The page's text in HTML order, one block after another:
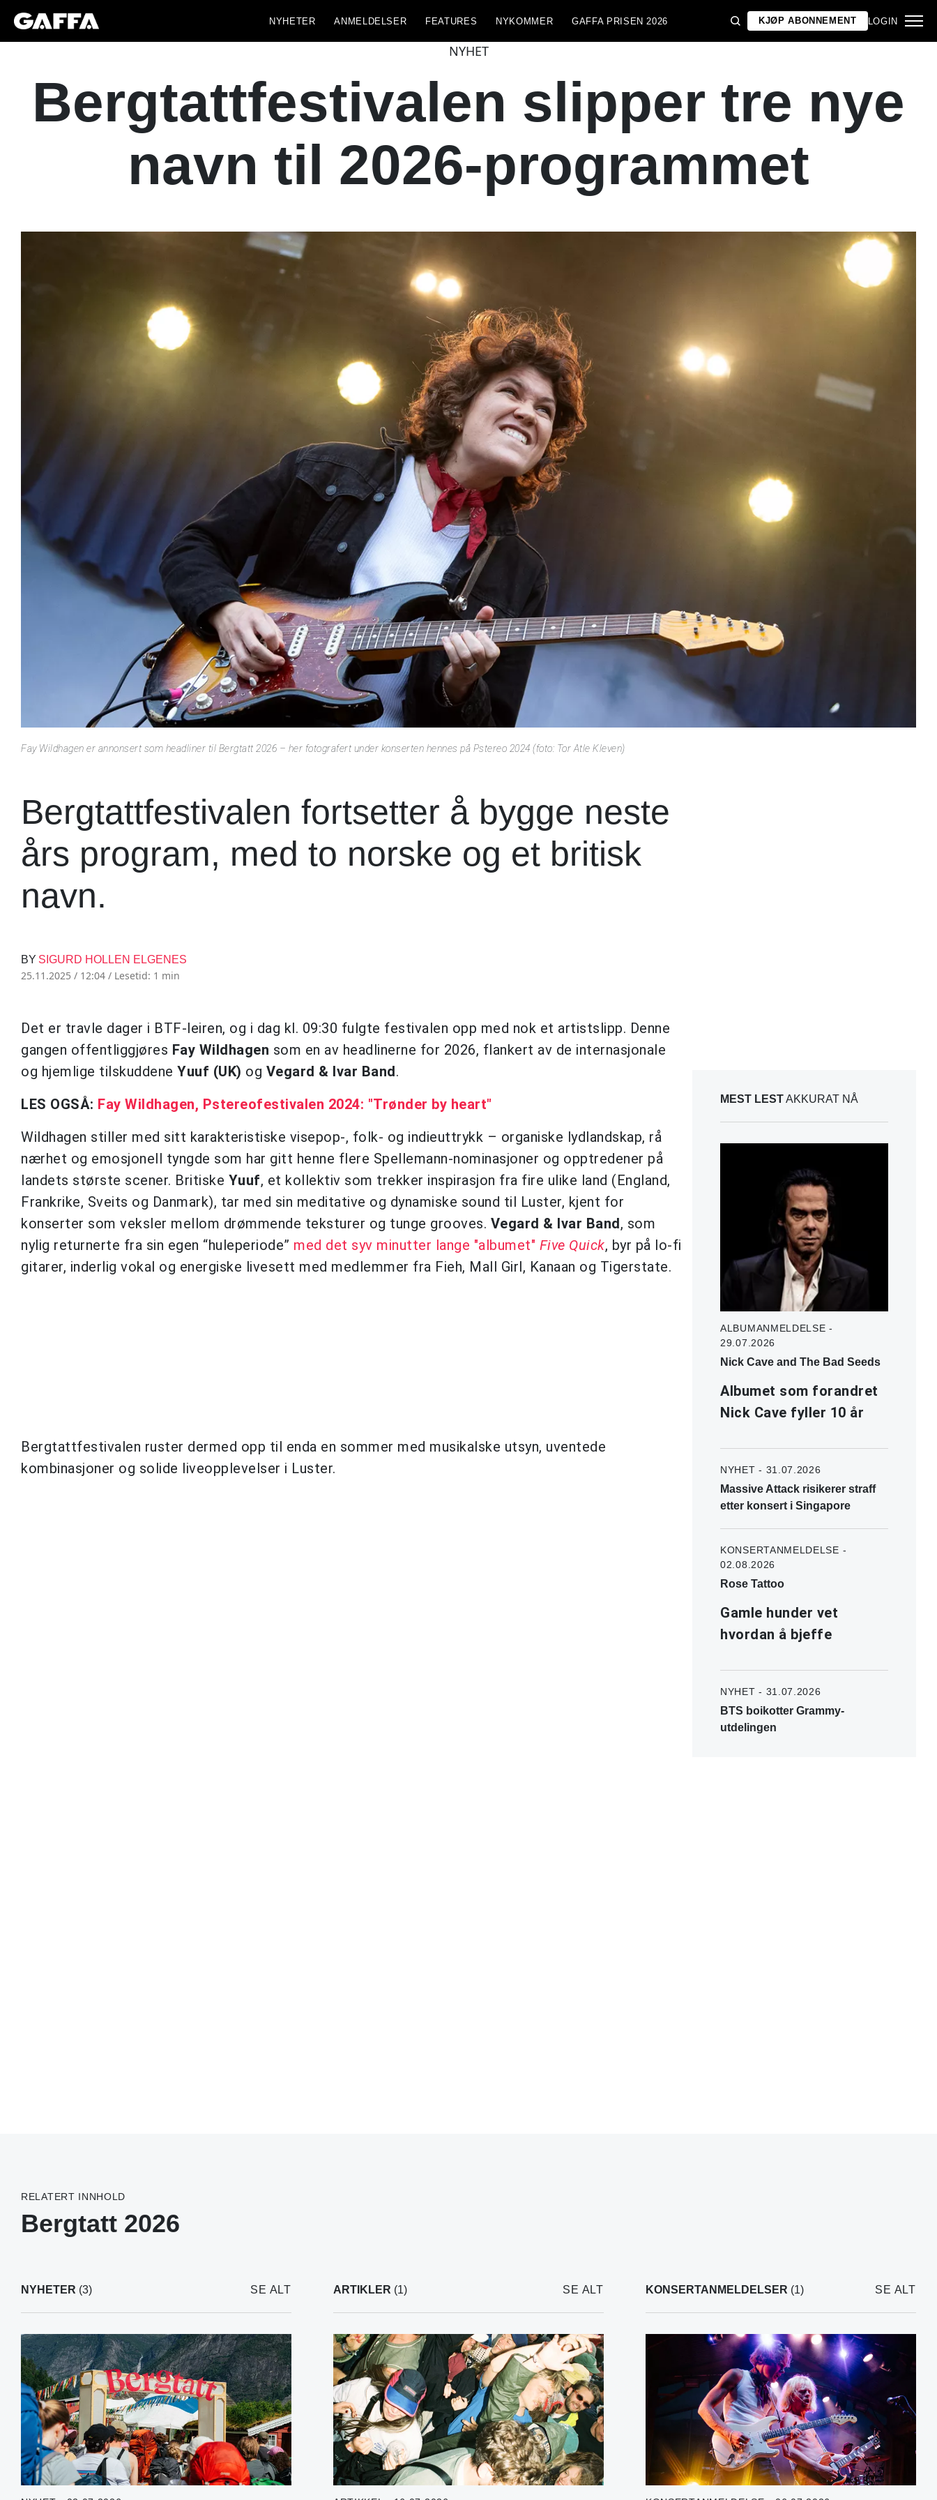
NYHETER ANMELDELSER FEATURES NYKOMMER GAFFA PRISEN 2026 KJØP ABONNEMENT LOGIN
NYHET
Bergtattfestivalen slipper tre nye
navn til 2026-programmet
Fay Wildhagen er annonsert som headliner til Bergtatt 2026 – her fotografert under konserten hennes på Pstereo 2024 (foto: Tor Atle Kleven)
Bergtattfestivalen fortsetter å bygge neste
års program, med to norske og et britisk
navn.
BY SIGURD HOLLEN ELGENES
25.11.2025 / 12:04 / Lesetid: 1 min
Det er travle dager i BTF-leiren, og i dag kl. 09:30 fulgte festivalen opp med nok et artistslipp. Denne
gangen offentliggjøres Fay Wildhagen som en av headlinerne for 2026, flankert av de internasjonale
og hjemlige tilskuddene Yuuf (UK) og Vegard & Ivar Band.
LES OGSÅ: Fay Wildhagen, Pstereofestivalen 2024: "Trønder by heart"
Wildhagen stiller med sitt karakteristiske visepop-, folk- og indieuttrykk – organiske lydlandskap, rå
nærhet og emosjonell tyngde som har gitt henne flere Spellemann-nominasjoner og opptredener på
landets største scener. Britiske Yuuf, et kollektiv som trekker inspirasjon fra fire ulike land (England,
Frankrike, Sveits og Danmark), tar med sin meditative og dynamiske sound til Luster, kjent for
konserter som veksler mellom drømmende teksturer og tunge grooves. Vegard & Ivar Band, som
nylig returnerte fra sin egen “huleperiode” med det syv minutter lange "albumet" Five Quick, byr på lo-fi
gitarer, inderlig vokal og energiske livesett med medlemmer fra Fieh, Mall Girl, Kanaan og Tigerstate.
Bergtattfestivalen ruster dermed opp til enda en sommer med musikalske utsyn, uventede
kombinasjoner og solide liveopplevelser i Luster.
MEST LESTAKKURAT NÅ
ALBUMANMELDELSE -
29.07.2026
Nick Cave and The Bad Seeds
Albumet som forandret
Nick Cave fyller 10 år
NYHET - 31.07.2026
Massive Attack risikerer straff
etter konsert i Singapore
KONSERTANMELDELSE -
02.08.2026
Rose Tattoo
Gamle hunder vet
hvordan å bjeffe
NYHET - 31.07.2026
BTS boikotter Grammy-
utdelingen
RELATERT INNHOLD
Bergtatt 2026
NYHETER (3) SE ALT ARTIKLER (1) SE ALT KONSERTANMELDELSER (1) SE ALT